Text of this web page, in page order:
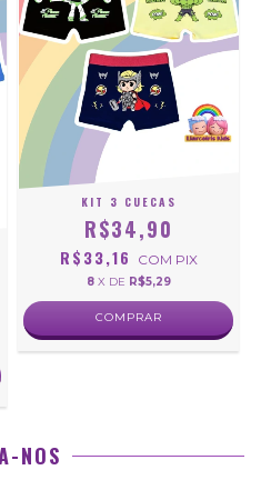
KIT 3 CUECAS
R$34,90
R$33,16 COM PIX
8 X DE R$5,29
COMPRAR
NOS